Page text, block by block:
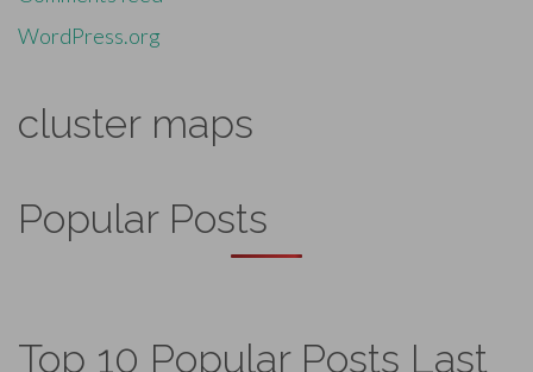
WordPress.org
cluster maps
Popular Posts
Top 10 Popular Posts Last